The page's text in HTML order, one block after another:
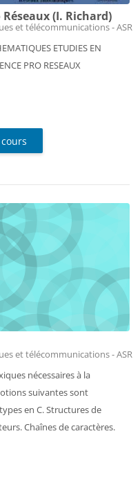
Réseaux (I. Richard)
et télécommunications - ASR
ETUDIES EN
PRO RESEAUX
et télécommunications - ASR
nécessaires à la
suivantes sont
en C. Structures de
Chaînes de caractères.